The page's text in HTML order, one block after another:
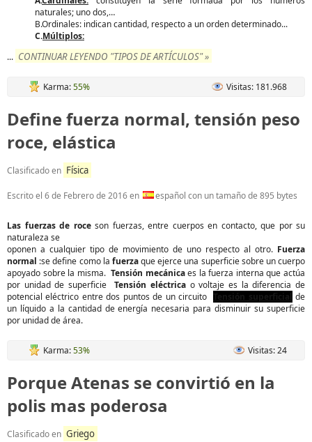
naturales; uno dos,…
B.Ordinales: indican cantidad, respecto a un orden determinado...
C.Múltiplos:
... CONTINUAR LEYENDO "TIPOS DE ARTÍCULOS" »
Karma:55% Visitas: 181.968
Define fuerza normal, tensión peso
roce, elástica
Clasificado en Física
Escrito el 6 de Febrero de 2016en español con un tamaño de 895 bytes
Las fuerzas de roceson fuerzas, entre cuerpos en contacto, que por su
naturaleza se
oponen a cualquier tipo de movimiento de uno respecto al otro. Fuerza
normal :se define como la fuerzaque ejerce una superficie sobre un cuerpo
apoyado sobre la misma. Tensión mecánicaes la fuerza interna que actúa
por unidad de superficieTensión eléctrica o voltaje es la diferencia de
potencial eléctrico entre dos puntos de un circuito
de
un líquido a la cantidad de energía necesaria para disminuir su superficie
por unidad de área.
Karma:53% Visitas: 24
Porque Atenas se convirtió en la
polis mas poderosa
Clasificado en Griego